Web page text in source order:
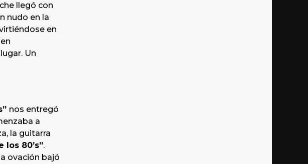
llegó con
nudo en la
en
Un
nos entregó
a
la guitarra
los 80’s”.
ovación bajó